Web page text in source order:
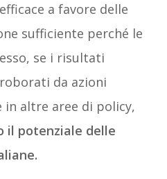
a favore delle
sufficiente perché le
se i risultati
da azioni
in altre aree di policy,
il potenziale delle